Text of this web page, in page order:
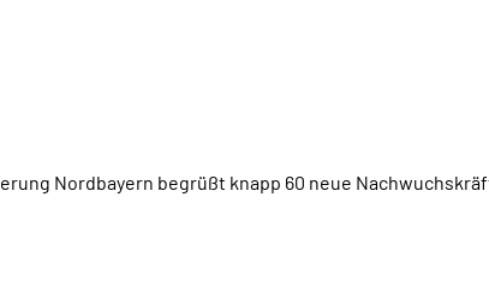
Nordbayern begrüßt knapp 60 neue